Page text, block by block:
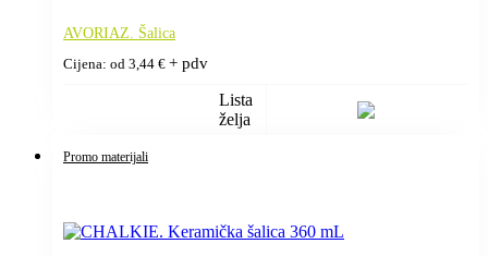
AVORIAZ. Šalica
Cijena: od 3,44 € + pdv
Lista
želja
Promo materijali